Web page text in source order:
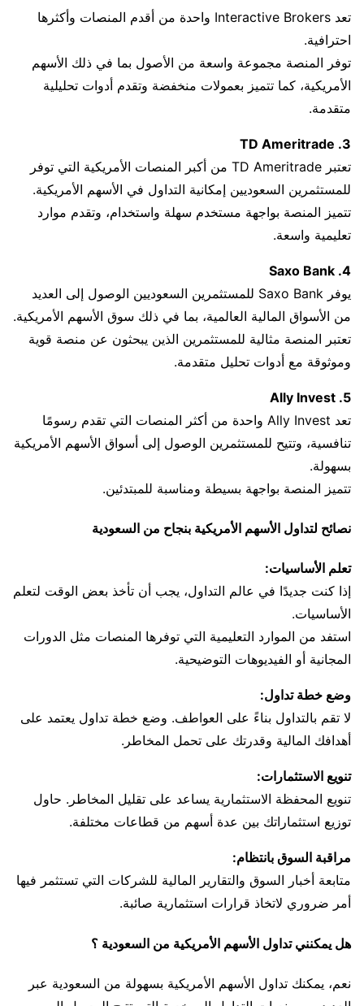
تعد Interactive Brokers واحدة من أقدم المنصات وأكثرها
احترافية.
توفر المنصة مجموعة واسعة من الأصول بما في ذلك الأسهم
الأمريكية، كما تتميز بعمولات منخفضة وتقدم أدوات تحليلية
متقدمة.
3. TD Ameritrade
تعتبر TD Ameritrade من أكبر المنصات الأمريكية التي توفر
للمستثمرين السعوديين إمكانية التداول في الأسهم الأمريكية.
تتميز المنصة بواجهة مستخدم سهلة واستخدام، وتقدم موارد
تعليمية واسعة.
4. Saxo Bank
يوفر Saxo Bank للمستثمرين السعوديين الوصول إلى العديد
من الأسواق المالية العالمية، بما في ذلك سوق الأسهم الأمريكية.
تعتبر المنصة مثالية للمستثمرين الذين يبحثون عن منصة قوية
وموثوقة مع أدوات تحليل متقدمة.
5. Ally Invest
تعد Ally Invest واحدة من أكثر المنصات التي تقدم رسومًا
تنافسية، وتتيح للمستثمرين الوصول إلى أسواق الأسهم الأمريكية
بسهولة.
تتميز المنصة بواجهة بسيطة ومناسبة للمبتدئين.
نصائح لتداول الأسهم الأمريكية بنجاح من السعودية
تعلم الأساسيات:
إذا كنت جديدًا في عالم التداول، يجب أن تأخذ بعض الوقت لتعلم
الأساسيات.
استفد من الموارد التعليمية التي توفرها المنصات مثل الدورات
المجانية أو الفيديوهات التوضيحية.
وضع خطة تداول:
لا تقم بالتداول بناءً على العواطف. وضع خطة تداول يعتمد على
أهدافك المالية وقدرتك على تحمل المخاطر.
تنويع الاستثمارات:
تنويع المحفظة الاستثمارية يساعد على تقليل المخاطر. حاول
توزيع استثماراتك بين عدة أسهم من قطاعات مختلفة.
مراقبة السوق بانتظام:
متابعة أخبار السوق والتقارير المالية للشركات التي تستثمر فيها
أمر ضروري لاتخاذ قرارات استثمارية صائبة.
هل يمكنني تداول الأسهم الأمريكية من السعودية ؟
نعم، يمكنك تداول الأسهم الأمريكية بسهولة من السعودية عبر